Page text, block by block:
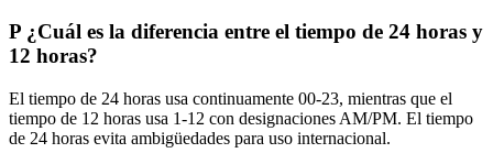
P ¿Cuál es la diferencia entre el tiempo de 24 horas y
12 horas?
El tiempo de 24 horas usa continuamente 00-23, mientras que el
tiempo de 12 horas usa 1-12 con designaciones AM/PM. El tiempo
de 24 horas evita ambigüedades para uso internacional.